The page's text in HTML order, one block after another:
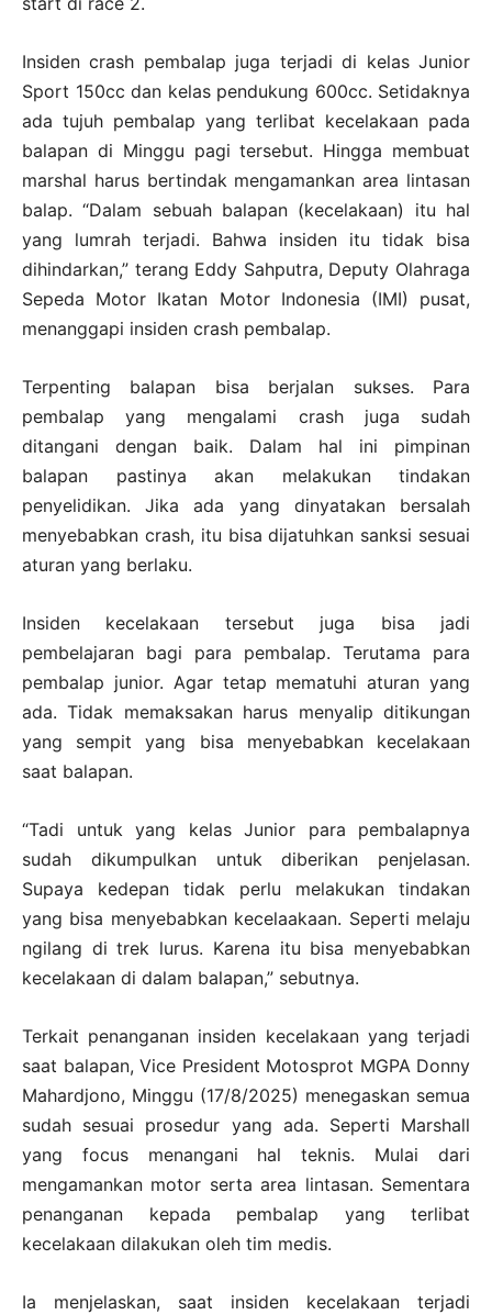
Insiden crash pembalap juga terjadi di kelas Junior
Sport 150cc dan kelas pendukung 600cc. Setidaknya
ada tujuh pembalap yang terlibat kecelakaan pada
balapan di Minggu pagi tersebut. Hingga membuat
marshal harus bertindak mengamankan area lintasan
balap. “Dalam sebuah balapan (kecelakaan) itu hal
yang lumrah terjadi. Bahwa insiden itu tidak bisa
dihindarkan,” terang Eddy Sahputra, Deputy Olahraga
Sepeda Motor Ikatan Motor Indonesia (IMI) pusat,
menanggapi insiden crash pembalap.
Terpenting balapan bisa berjalan sukses. Para
pembalap yang mengalami crash juga sudah
ditangani dengan baik. Dalam hal ini pimpinan
balapan pastinya akan melakukan tindakan
penyelidikan. Jika ada yang dinyatakan bersalah
menyebabkan crash, itu bisa dijatuhkan sanksi sesuai
aturan yang berlaku.
Insiden kecelakaan tersebut juga bisa jadi
pembelajaran bagi para pembalap. Terutama para
pembalap junior. Agar tetap mematuhi aturan yang
ada. Tidak memaksakan harus menyalip ditikungan
yang sempit yang bisa menyebabkan kecelakaan
saat balapan.
“Tadi untuk yang kelas Junior para pembalapnya
sudah dikumpulkan untuk diberikan penjelasan.
Supaya kedepan tidak perlu melakukan tindakan
yang bisa menyebabkan kecelaakaan. Seperti melaju
ngilang di trek lurus. Karena itu bisa menyebabkan
kecelakaan di dalam balapan,” sebutnya.
Terkait penanganan insiden kecelakaan yang terjadi
saat balapan, Vice President Motosprot MGPA Donny
Mahardjono, Minggu (17/8/2025) menegaskan semua
sudah sesuai prosedur yang ada. Seperti Marshall
yang focus menangani hal teknis. Mulai dari
mengamankan motor serta area lintasan. Sementara
penanganan kepada pembalap yang terlibat
kecelakaan dilakukan oleh tim medis.
Ia menjelaskan, saat insiden kecelakaan terjadi